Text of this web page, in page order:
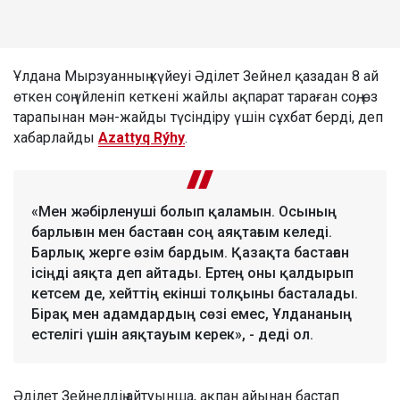
Ұлдана Мырзуанның күйеуі Әділет Зейнел қазадан 8 ай
өткен соң үйленіп кеткені жайлы ақпарат тараған соң, өз
тарапынан мән-жайды түсіндіру үшін сұхбат берді, деп
хабарлайды Azattyq Rýhy.
«Мен жәбірленуші болып қаламын. Осының
барлығын мен бастаған соң аяқтағым келеді.
Барлық жерге өзім бардым. Қазақта бастаған
ісіңді аяқта деп айтады. Ертең оны қалдырып
кетсем де, хейттің екінші толқыны басталады.
Бірақ мен адамдардың сөзі емес, Ұлдананың
естелігі үшін аяқтауым керек», - деді ол.
Әділет Зейнелдің айтуынша, ақпан айынан бастап